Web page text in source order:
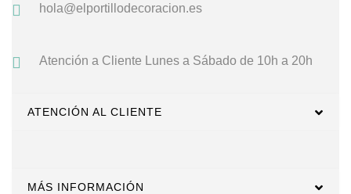
hola@elportillodecoracion.es
Atención a Cliente Lunes a Sábado de 10h a 20h
ATENCIÓN AL CLIENTE
MÁS INFORMACIÓN